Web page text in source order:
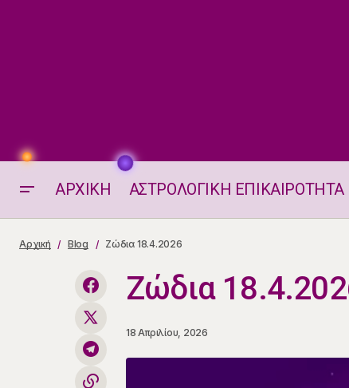
ΑΡΧΙΚΗ ΑΣΤΡΟΛΟΓΙΚΗ ΕΠΙΚΑΙΡΟΤΗΤΑ
Αισθηματικά Ταρώ 18-19.4.2026
Αρχική Blog Ζώδια 18.4.2026
Ζώδια
18 Απριλίου, 2026